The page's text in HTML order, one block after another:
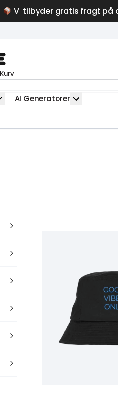
Vi tilbyder gratis fragt på
Kurv
AI Generatorer